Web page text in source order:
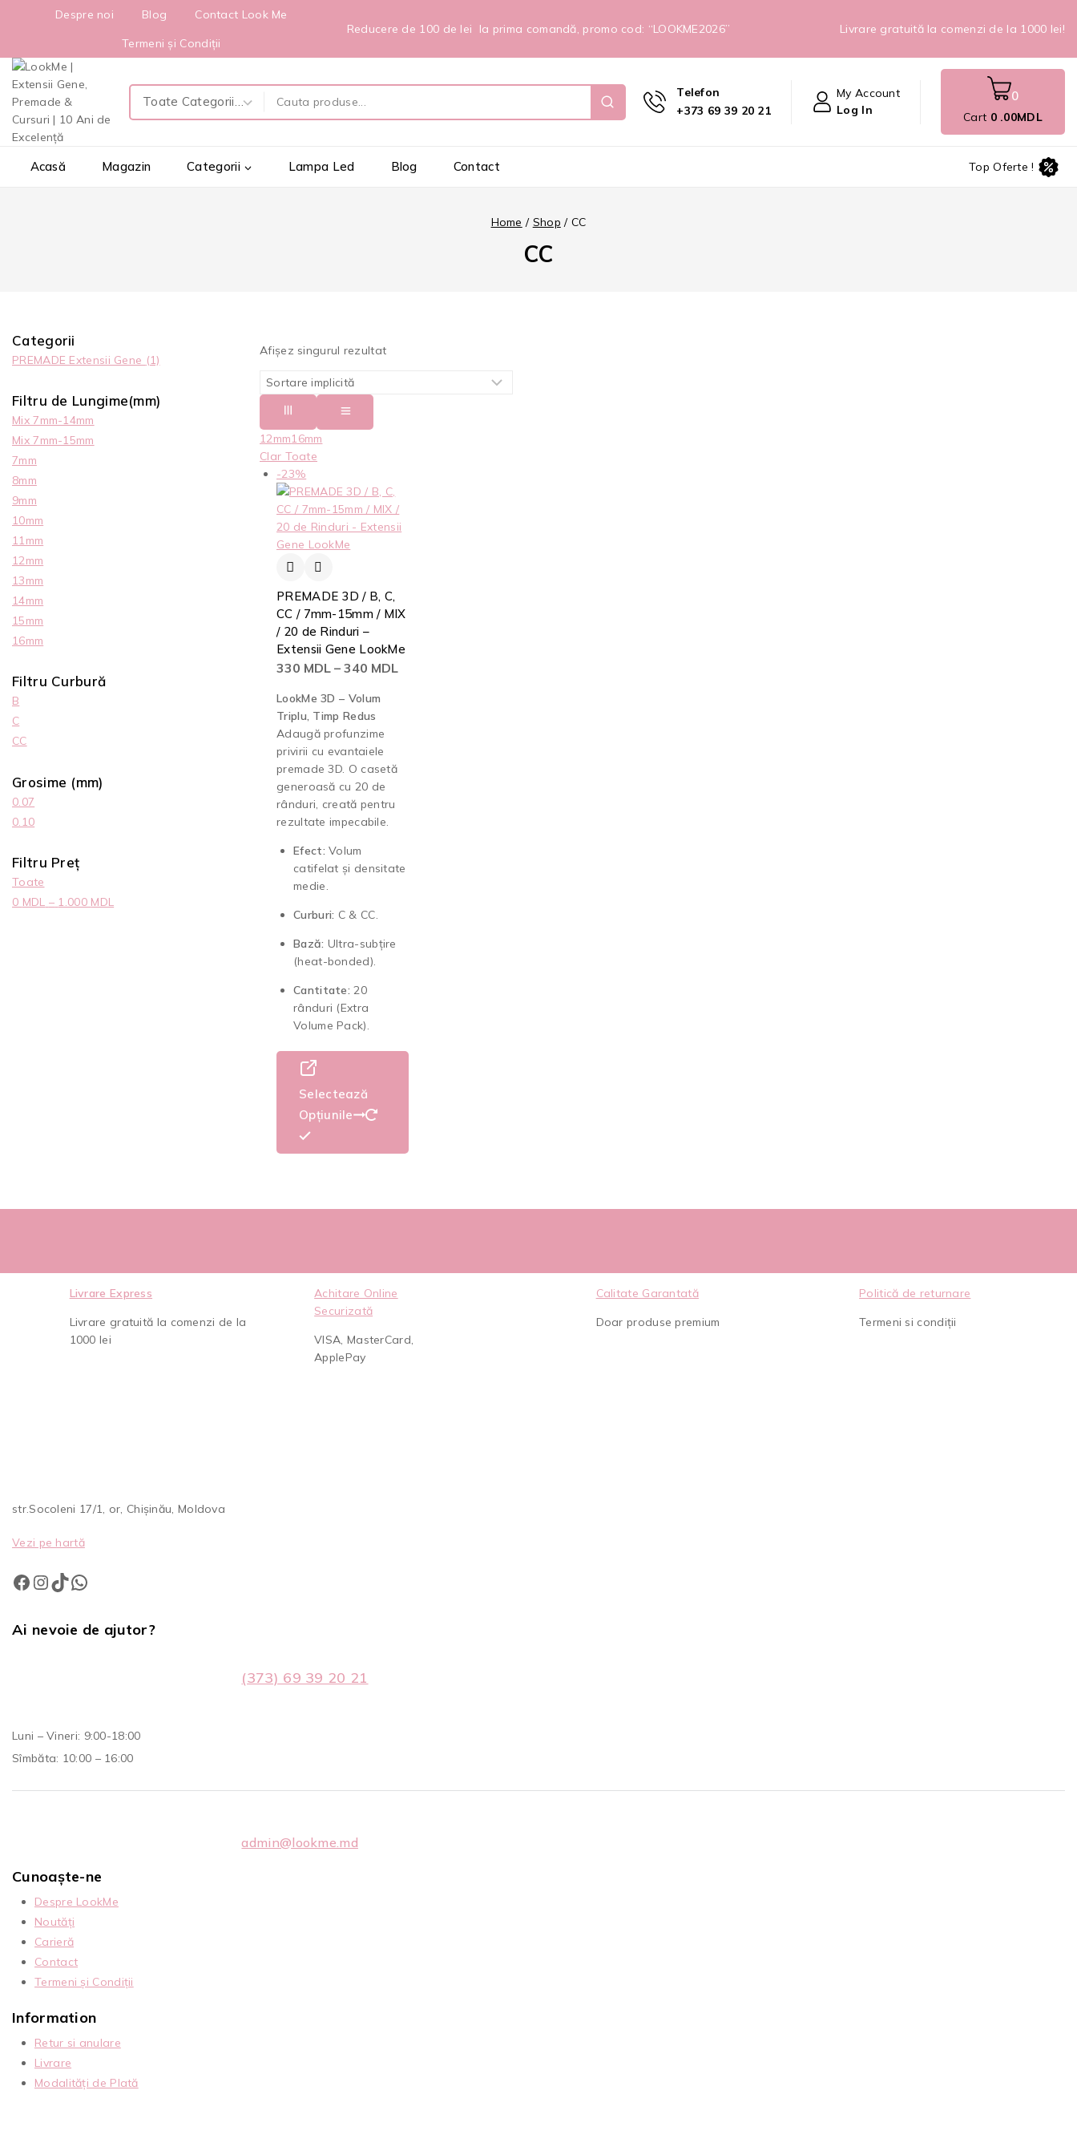
Despre noi Blog
Contact Look Me
Termeni și Condiții
Reducere de 100 de lei la prima comandă, promo cod: “LOOKME2026” Livrare gratuită la comenzi de la 1000 lei!
Telefon
+373 69 39 20 21
My Account
Log In
0
Cart 0 .00MDL
Acasă Magazin Categorii Lampa Led Blog Contact Top Oferte !
Home / Shop / CC
CC
Afișez singurul rezultat
12mm16mm
Clar Toate
-23%
PREMADE 3D / B, C,
CC / 7mm-15mm / MIX
/ 20 de Rinduri –
Extensii Gene LookMe
330 MDL – 340 MDL
LookMe 3D – Volum
Triplu, Timp Redus
Adaugă profunzime
privirii cu evantaiele
premade 3D. O casetă
generoasă cu 20 de
rânduri, creată pentru
rezultate impecabile.
Efect: Volum
catifelat și densitate
medie.
Curburi: C & CC.
Bază: Ultra-subțire
(heat-bonded).
Cantitate: 20
rânduri (Extra
Volume Pack).
Selectează
Opțiunile
Categorii
PREMADE Extensii Gene (1)
Filtru de Lungime(mm)
Mix 7mm-14mm
Mix 7mm-15mm
7mm
8mm
9mm
10mm
11mm
12mm
13mm
14mm
15mm
16mm
Filtru Curbură
B
C
CC
Grosime (mm)
0.07
0.10
Filtru Preț
Toate
0 MDL – 1.000 MDL
Livrare Express
Livrare gratuită la comenzi de la
1000 lei
Achitare Online
Securizată
VISA, MasterCard,
ApplePay
Calitate Garantată
Doar produse premium
Politică de returnare
Termeni si condiții
str.Socoleni 17/1, or, Chișinău, Moldova
Vezi pe hartă
Ai nevoie de ajutor?
(373) 69 39 20 21
Luni – Vineri: 9:00-18:00
Sîmbăta: 10:00 – 16:00
admin@lookme.md
Cunoaște-ne
Despre LookMe
Noutăți
Carieră
Contact
Termeni și Condiții
Information
Retur si anulare
Livrare
Modalități de Plată